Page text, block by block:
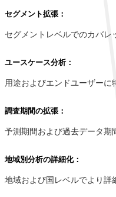
セグメント拡張：
セグメントレベルでのカバレ
ユースケース分析：
用途およびエンドユーザーに
調査期間の拡張：
予測期間および過去データ期
地域別分析の詳細化：
地域および国レベルでより詳